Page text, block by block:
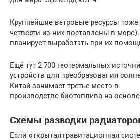
Крупнейшие ветровые ресурсы тоже
четверти из них поставлены в море).
планирует выработать при их
Ещё тут 2 700 геотермальных
устройств для преобразования
Китай занимает третье место в
производстве биотоплива на
Схемы разводки
Если открытая гравитационная